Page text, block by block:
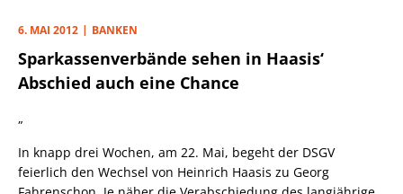
6. MAI 2012 BANKEN
Sparkassenverbände sehen in Haasis‘
Abschied auch eine Chance
„
In knapp drei Wochen, am 22. Mai, begeht der DSGV
feierlich den Wechsel von Heinrich Haasis zu Georg